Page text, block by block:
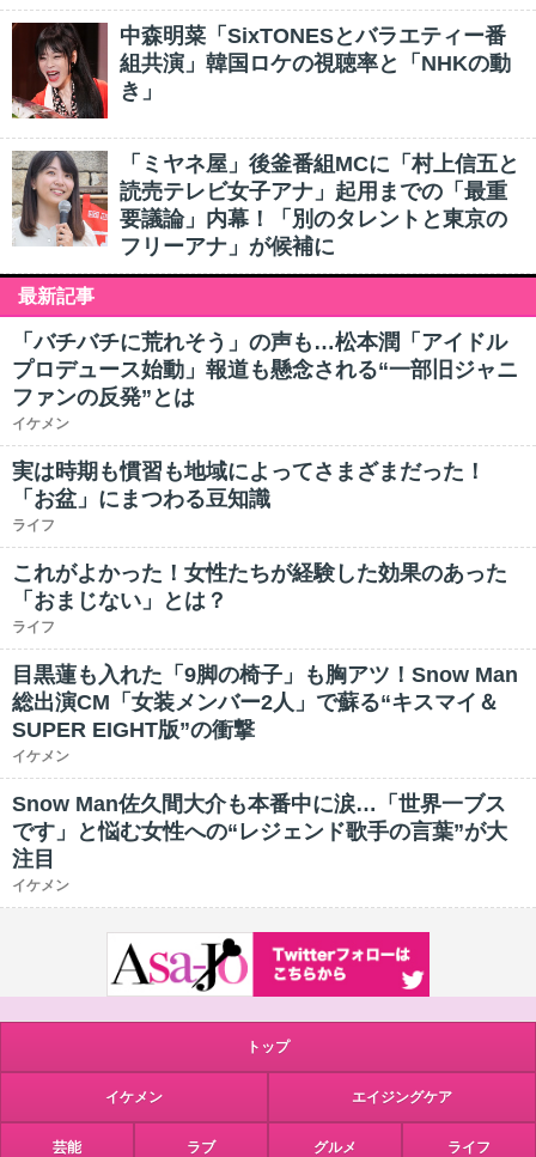
中森明菜「SixTONESとバラエティー番
組共演」韓国ロケの視聴率と「NHKの動
き」
「ミヤネ屋」後釜番組MCに「村上信五と
読売テレビ女子アナ」起用までの「最重
要議論」内幕！「別のタレントと東京の
フリーアナ」が候補に
最新記事
「バチバチに荒れそう」の声も…松本潤「アイドル
プロデュース始動」報道も懸念される“一部旧ジャニ
ファンの反発”とは
イケメン
実は時期も慣習も地域によってさまざまだった！
「お盆」にまつわる豆知識
ライフ
これがよかった！女性たちが経験した効果のあった
「おまじない」とは？
ライフ
目黒蓮も入れた「9脚の椅子」も胸アツ！Snow Man
総出演CM「女装メンバー2人」で蘇る“キスマイ＆
SUPER EIGHT版”の衝撃
イケメン
Snow Man佐久間大介も本番中に涙…「世界一ブス
です」と悩む女性への“レジェンド歌手の言葉”が大
注目
イケメン
トップ
イケメン エイジングケア
芸能 ラブ グルメ ライフ